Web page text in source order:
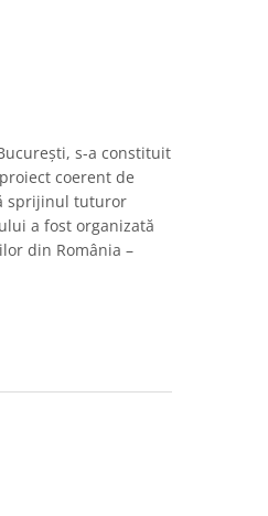
s-a constituit
coerent de
sprijinul tuturor
a fost organizată
din România –